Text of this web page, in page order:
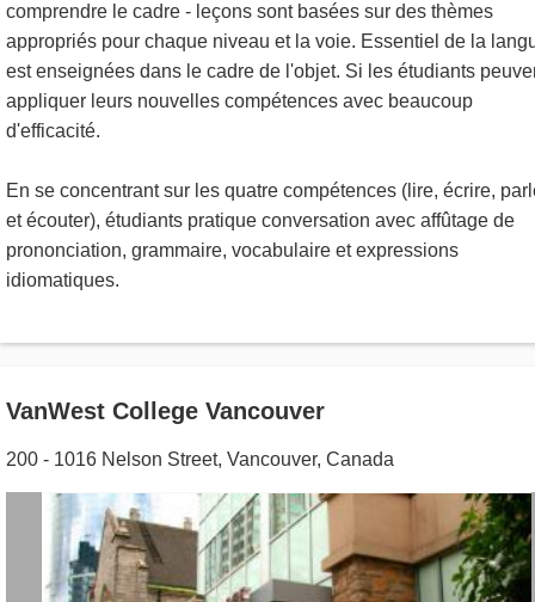
comprendre le cadre - leçons sont basées sur des thèmes
appropriés pour chaque niveau et la voie. Essentiel de la
est enseignées dans le cadre de l'objet. Si les étudiants
appliquer leurs nouvelles compétences avec beaucoup
d'efficacité.
En se concentrant sur les quatre compétences (lire, écrire,
et écouter), étudiants pratique conversation avec affûtage de
prononciation, grammaire, vocabulaire et expressions
idiomatiques.
VanWest College Vancouver
200 - 1016 Nelson Street, Vancouver, Canada